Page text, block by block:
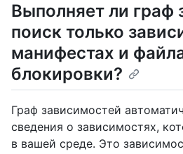
Выполняет ли граф
поиск только
манифестах и
блокировки?
Граф зависимостей
сведения о зависимостях,
в вашей среде. Это